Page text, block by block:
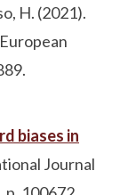
H. (2021).
European
biases in
Journal